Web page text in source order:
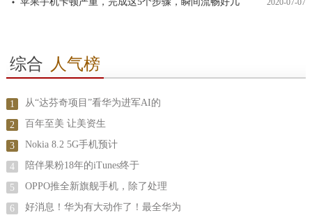
2020-07-07
综合 人气榜
1 从“达芬奇项目”看华为进军AI的
2 百年至美 让美资生
3 Nokia 8.2 5G手机预计
4 陪伴果粉18年的iTunes终于
5 OPPO推全新旗舰手机，除了处理
6 好消息！华为有大动作了！最全华为